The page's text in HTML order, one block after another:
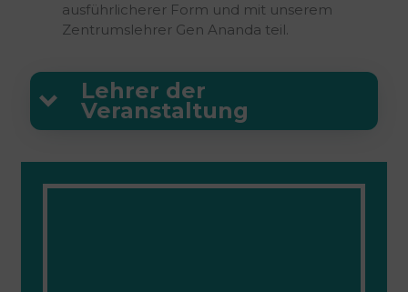
ausführlicherer Form und mit unserem
Zentrumslehrer Gen Ananda teil.
Lehrer der
Veranstaltung